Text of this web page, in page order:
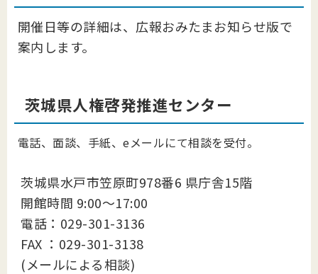
開催日等の詳細は、広報おみたまお知らせ版で
案内します。
茨城県人権啓発推進センター
電話、面談、手紙、eメールにて相談を受付。
茨城県水戸市笠原町978番6 県庁舎15階
開館時間 9:00～17:00
電話：029-301-3136
FAX ：029-301-3138
(メールによる相談)